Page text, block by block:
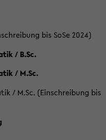
bis SoSe 2024)
/ B.Sc.
/ M.Sc.
/ M.Sc. (Einschreibung bis